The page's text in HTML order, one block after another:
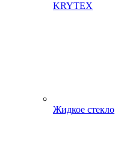
KRYTEX
Жидкое стекло